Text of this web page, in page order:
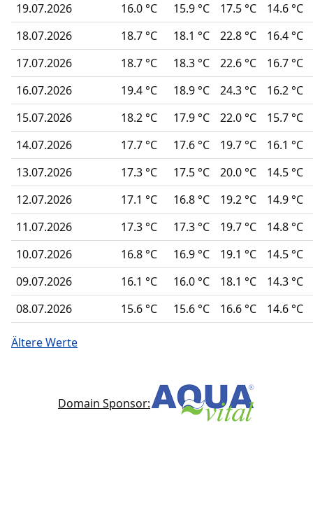
19.07.2026
16.0 °C 15.9 °C 17.5 °C
14.6 °C
18.07.2026
18.7 °C 18.1 °C 22.8 °C
16.4 °C
17.07.2026
18.7 °C 18.3 °C 22.6 °C
16.7 °C
16.07.2026
19.4 °C 18.9 °C 24.3 °C
16.2 °C
15.07.2026
18.2 °C 17.9 °C 22.0 °C
15.7 °C
14.07.2026
17.7 °C 17.6 °C 19.7 °C
16.1 °C
13.07.2026
17.3 °C 17.5 °C 20.0 °C
14.5 °C
12.07.2026
17.1 °C 16.8 °C 19.2 °C
14.9 °C
11.07.2026
17.3 °C 17.3 °C 19.7 °C
14.8 °C
10.07.2026
16.8 °C 16.9 °C 19.1 °C
14.5 °C
09.07.2026
16.1 °C 16.0 °C 18.1 °C
14.3 °C
08.07.2026
15.6 °C 15.6 °C 16.6 °C 14.6 °C
Ältere Werte
Domain Sponsor: